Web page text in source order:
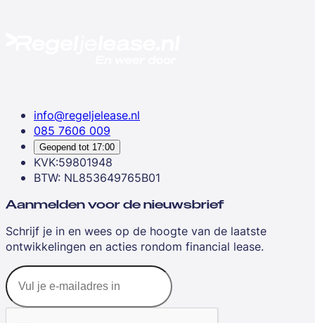
info@regeljelease.nl
085 7606 009
Geopend tot 17:00
KVK:59801948
BTW: NL853649765B01
Aanmelden voor de nieuwsbrief
Schrijf je in en wees op de hoogte van de laatste
ontwikkelingen en acties rondom financial lease.